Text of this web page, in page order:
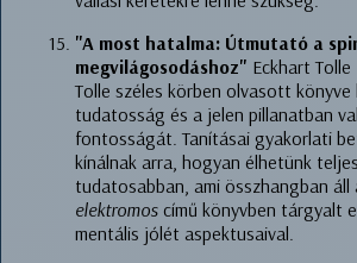
"A most hatalma: Útmutató a
megvilágosodáshoz" Eckhart Tolle
Tolle széles körben olvasott könyve
tudatosság és a jelen pillanatban
fontosságát. Tanításai gyakorlati
kínálnak arra, hogyan élhetünk
tudatosabban, ami összhangban áll
elektromos című könyvben tárgyalt
mentális jólét aspektusaival.